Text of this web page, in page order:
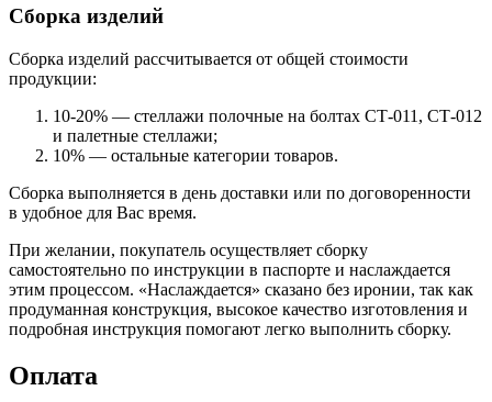
Сборка изделий
Сборка изделий рассчитывается от общей стоимости
продукции:
10-20% — стеллажи полочные на болтах СТ-011, СТ-012
и палетные стеллажи;
10% — остальные категории товаров.
Сборка выполняется в день доставки или по договоренности
в удобное для Вас время.
При желании, покупатель осуществляет сборку
самостоятельно по инструкции в паспорте и наслаждается
этим процессом. «Наслаждается» сказано без иронии, так как
продуманная конструкция, высокое качество изготовления и
подробная инструкция помогают легко выполнить сборку.
Оплата